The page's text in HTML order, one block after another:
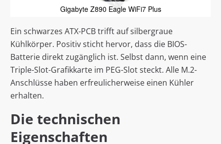
Gigabyte Z890 Eagle WiFi7 Plus
Ein schwarzes ATX-PCB trifft auf silbergraue
Kühlkörper. Positiv sticht hervor, dass die BIOS-
Batterie direkt zugänglich ist. Selbst dann, wenn eine
Triple-Slot-Grafikkarte im PEG-Slot steckt. Alle M.2-
Anschlüsse haben erfreulicherweise einen Kühler
erhalten.
Die technischen
Eigenschaften